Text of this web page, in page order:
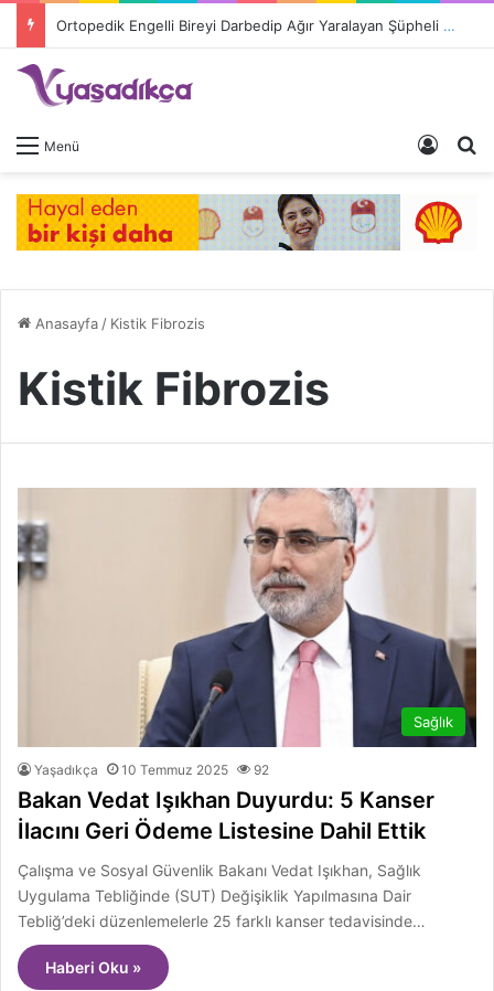
Ortopedik Engelli Bireyi Darbedip Ağır Yaralayan Şüpheli Tutuklandı
Menü Giriş
Anasayfa/ Kistik Fibrozis
Kistik Fibrozis
Sağlık
Yaşadıkça 10 Temmuz 2025 92
Bakan Vedat Işıkhan Duyurdu: 5 Kanser
İlacını Geri Ödeme Listesine Dahil Ettik
Çalışma ve Sosyal Güvenlik Bakanı Vedat Işıkhan, Sağlık
Uygulama Tebliğinde (SUT) Değişiklik Yapılmasına Dair
Tebliğ’deki düzenlemelerle 25 farklı kanser tedavisinde…
Haberi Oku »